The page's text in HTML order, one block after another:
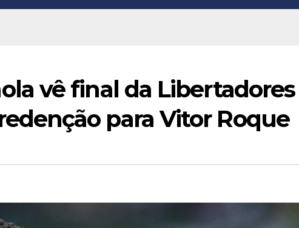
vê final da Libertadores
para Vitor Roque